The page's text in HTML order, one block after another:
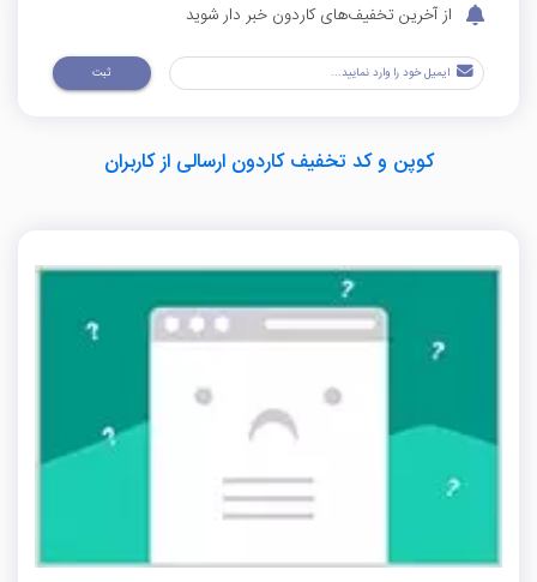
از آخرین تخفیف‌های کاردون خبر دار شوید
ثبت
کوپن و کد تخفیف کاردون ارسالی از کاربران